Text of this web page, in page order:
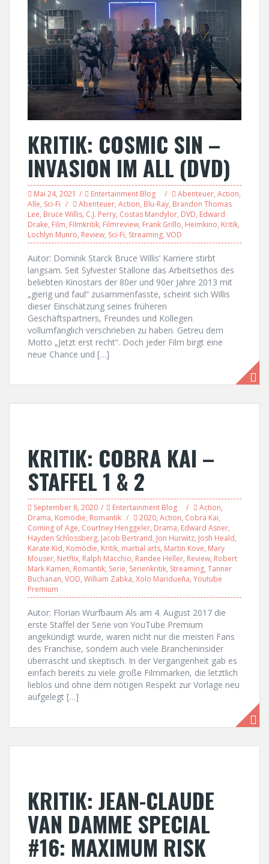
KRITIK: COSMIC SIN –
INVASION IM ALL (DVD)
Mai 24, 2021 Entertainment Blog Abenteuer, Action,
Alle, Sci-Fi Abenteuer, Action, Blu-Ray, Brandon Thomas
Lee, Bruce Willis, C.J. Perry, Costas Mandylor, DVD, Edward
Drake, Film, Filmkritik, Filmreview, Frank Grillo, Heimkino, Kritik,
Lochlyn Munro, Review, Sci-Fi, Streaming, VOD
Autor: Dominik Starck Bruce Willis‘ Karriere stirbt
langsam. Seit Sylvester Stallone das Arbeitsethos des
beliebten Kinostars der 80er und 90er Jahre 2013 mit
„gierig und faul“ zusammenfasste, scheint sich Willis
dieser Einschätzung seines früheren
Geschäftspartners, Freundes und Kollegen
vollumfänglich verschrieben zu haben. Getreu dem
Motto „Jetzt erst recht“. Doch jeder Film birgt eine
neue Chance und […]
KRITIK: COBRA KAI –
STAFFEL 1 & 2
September 8, 2020 Entertainment Blog Action,
Drama, Komödie, Romantik 2020, Action, Cobra Kai,
Coming of Age, Courtney Henggeler, Drama, Edward Asner,
Hayden Schlossberg, Jacob Bertrand, Jon Hurwitz, Josh Heald,
Karate Kid, Komödie, Kritik, martial arts, Martin Kove, Mary
Mouser, Netflix, Ralph Macchio, Randee Heller, Review, Robert
Mark Kamen, Romantik, Serie, Serienkritik, Streaming, Tanner
Buchanan, VOD, William Zabka, Xolo Maridueña, Youtube
Premium
Autor: Florian Wurfbaum Als am 4. August 2017 die
erste Staffel der Serie von YouTube Premium
angekündigt wurde, waren nicht nur die meisten Fans
des Franchise, sondern auch viele Brancheninsider
überrascht und skeptisch. In der Vergangenheit gab es
einfach bereits zu viele große Filmmarken, die letztlich
lieblos und ohne dem nötigen Respekt zur Vorlage neu
aufgelegt […]
KRITIK: JEAN-CLAUDE
VAN DAMME SPECIAL
#16: MAXIMUM RISK